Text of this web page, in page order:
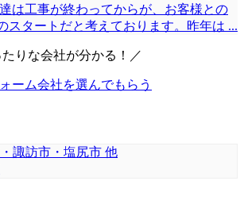
は工事が終わってからが、お客様との
スタートだと考えております。昨年は ...
りな会社が分かる！／
ーム会社を選んでもらう
諏訪市・塩尻市 他